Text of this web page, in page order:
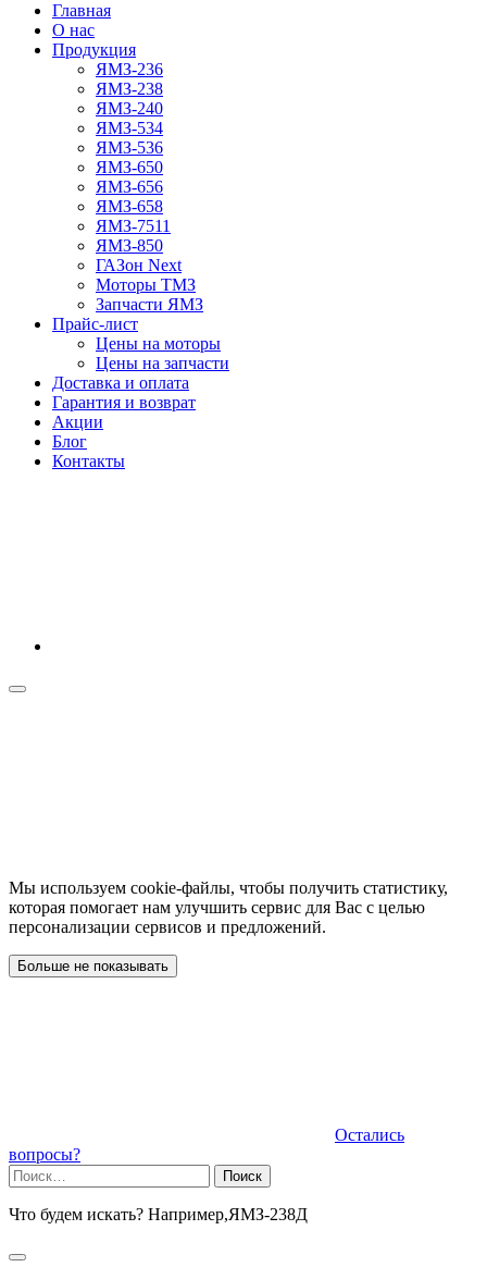
Главная
О нас
Продукция
ЯМЗ-236
ЯМЗ-238
ЯМЗ-240
ЯМЗ-534
ЯМЗ-536
ЯМЗ-650
ЯМЗ-656
ЯМЗ-658
ЯМЗ-7511
ЯМЗ-850
ГАЗон Next
Моторы ТМЗ
Запчасти ЯМЗ
Прайс-лист
Цены на моторы
Цены на запчасти
Доставка и оплата
Гарантия и возврат
Акции
Блог
Контакты
Мы используем cookie-файлы, чтобы получить статистику,
которая помогает нам улучшить сервис для Вас с целью
персонализации сервисов и предложений.
Больше не показывать
Остались
вопросы?
Найти:
Что будем искать? Например,ЯМЗ-238Д